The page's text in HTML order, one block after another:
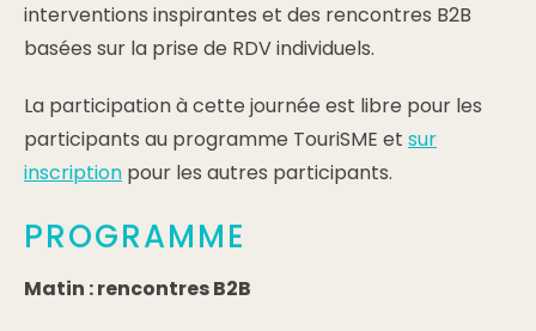
interventions inspirantes et des rencontres B2B
basées sur la prise de RDV individuels.
La participation à cette journée est libre pour les
participants au programme TouriSME et sur
inscription pour les autres participants.
PROGRAMME
Matin : rencontres B2B